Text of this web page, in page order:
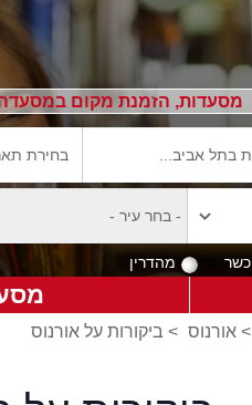
מסעדות, הזמנת מקום
כשר מהדרין
> אורנוס > ביקורות על אורנוס